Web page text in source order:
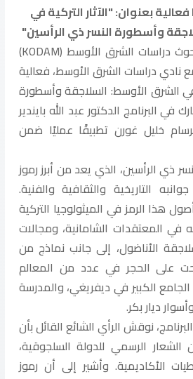
بعنوان: "الآثار التركية في
وأسطورة النسر ذي الرأسين"
نظم مركز تطبيقات وبحوث دراسات الشرق الأوسط (KODAM)
نادي دراسات الشرق الأوسط، فعالية
في الشرق الأوسط: السلاجقة وأسطورة
في البرنامج الدكتور عبد الله بايندير
خليل غورن تطبيقًا عمليًا ضمن
ذي الرأسين، الذي يعد من أبرز رموز
التاريخية والثقافية والفنية.
هذا الرمز في الميثولوجيا التركية
في المعتقدات الشامانية، ومجالات
الأناضول، إلى جانب نماذج من
على الحجر في عدد من المعالم
الجامع الكبير في ديفريغي، والمدرسة
ديار بكر.
نوقش الرأي الشائع القائل بأن
الشعار الرسمي للدولة السلجوقية،
الأكاديمية. وأشير إلى أن رموز